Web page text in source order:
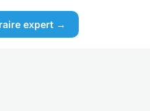
expert →